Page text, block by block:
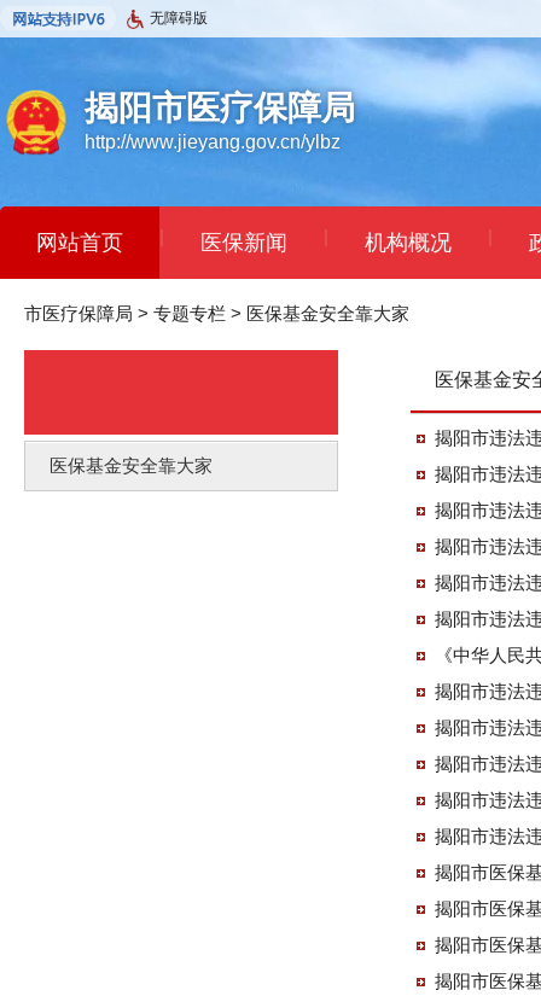
无障碍版
揭阳市医疗保障局
http://www.jieyang.gov.cn/ylbz
网站首页 | 医保新闻 | 机构概况 |
市医疗保障局 > 专题专栏 > 医保基金安全靠大家
医保基金安全靠大家
医保基金安
揭阳市违法
揭阳市违法
揭阳市违法
揭阳市违法
揭阳市违法
揭阳市违法
《中华人民
揭阳市违法
揭阳市违法
揭阳市违法
揭阳市违法
揭阳市违法
揭阳市医保
揭阳市医保
揭阳市医保